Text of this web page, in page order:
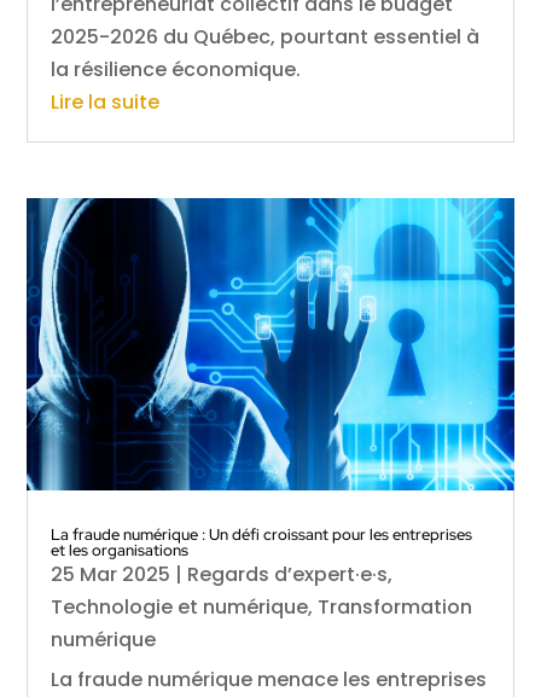
2025-2026 du Québec, pourtant essentiel à
la résilience économique.
Lire la suite
La fraude numérique : Un défi croissant pour les entreprises
et les organisations
25 Mar 2025 | Regards d’expert·e·s,
Technologie et numérique, Transformation
numérique
La fraude numérique menace les entreprises